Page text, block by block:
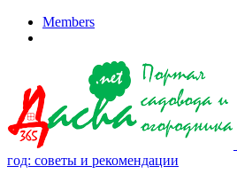
Members
год: советы и рекомендации